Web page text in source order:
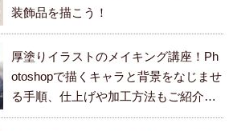
装飾品を描こう！
厚塗りイラストのメイキング講座！Ph
otoshopで描くキャラと背景をなじませ
る手順、仕上げや加工方法もご紹介し
ます。